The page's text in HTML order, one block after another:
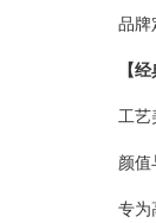
品牌
【
工艺
颜值
专为